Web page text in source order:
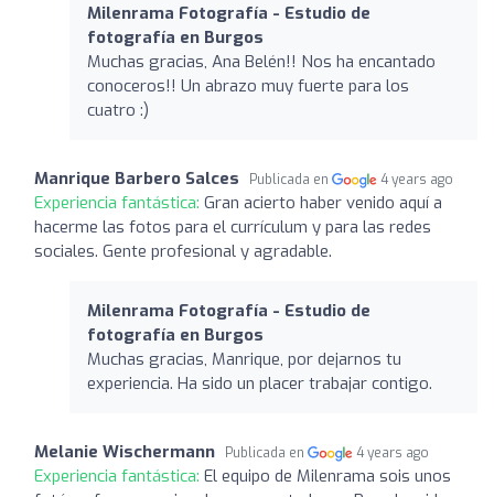
Milenrama Fotografía - Estudio de
fotografía en Burgos
Muchas gracias, Ana Belén!! Nos ha encantado
conoceros!! Un abrazo muy fuerte para los
cuatro :)
Manrique Barbero Salces Publicada en 4 years ago
Experiencia fantástica: Gran acierto haber venido aquí a
hacerme las fotos para el currículum y para las redes
sociales. Gente profesional y agradable.
Milenrama Fotografía - Estudio de
fotografía en Burgos
Muchas gracias, Manrique, por dejarnos tu
experiencia. Ha sido un placer trabajar contigo.
Melanie Wischermann Publicada en 4 years ago
Experiencia fantástica: El equipo de Milenrama sois unos